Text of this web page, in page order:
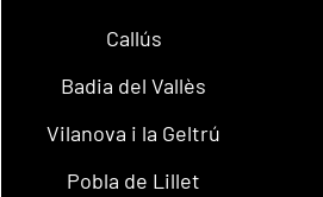
Callús
Badia del Vallès
Vilanova i la Geltrú
Pobla de Lillet